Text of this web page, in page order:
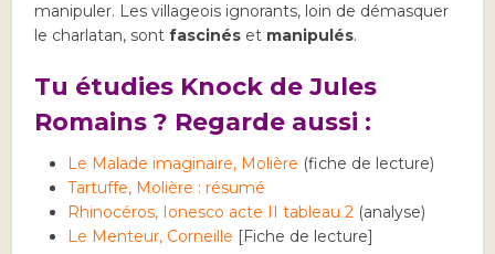
manipuler. Les villageois ignorants, loin de démasquer
le charlatan, sontfascinés et manipulés.
Tu étudies Knock de Jules
Romains ? Regarde aussi :
Le Malade imaginaire, Molière (fiche de lecture)
Tartuffe, Molière : résumé
Rhinocéros, Ionesco acte II tableau 2 (analyse)
Le Menteur, Corneille [Fiche de lecture]